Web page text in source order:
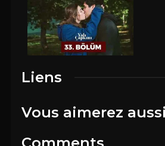
Liens
Vous aimerez